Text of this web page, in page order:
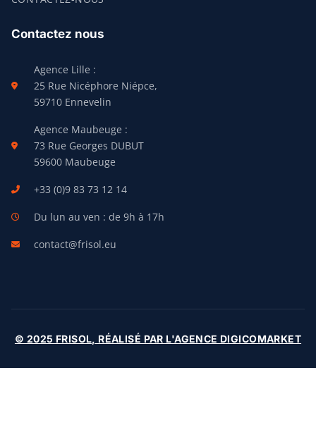
Contactez nous
Agence Lille :
25 Rue Nicéphore Niépce,
59710 Ennevelin
Agence Maubeuge :
73 Rue Georges DUBUT
59600 Maubeuge
+33 (0)9 83 73 12 14
Du lun au ven : de 9h à 17h
contact@frisol.eu
© 2025 FRISOL, RÉALISÉ PAR L'AGENCE DIGICOMARKET